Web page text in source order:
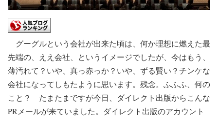
グーグルという会社が出来た頃は、何か理想に燃えた最
先端の、ええ会社、というイメージでしたが、今はもう、
薄汚れて？いや、真っ赤っか？いや、ずる賢い？チンケな
会社になってしもたように思います。残念。ふふふ、何の
こと？ たまたまですが今日、ダイレクト出版からこんな
PRメールが来ていました。ダイレクト出版のアカウント